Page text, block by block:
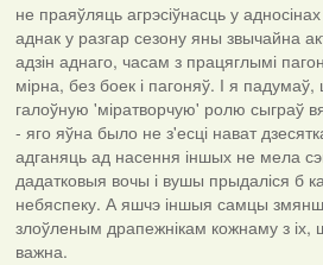
не праяўляць агрэсіўнасць у
аднак у разгар сезону яны звычайна
адзін аднаго, часам з працяглымі
мірна, без боек і пагоняў. І я падумаў,
галоўную 'міратворчую' ролю сыграў
- яго яўна было не з'есці нават
адганяць ад насення іншых не мела
дадатковыя вочы і вушы прыдаліся б
небяспеку. А яшчэ іншыя самцы
злоўленым драпежнікам кожнаму з іх,
важна.